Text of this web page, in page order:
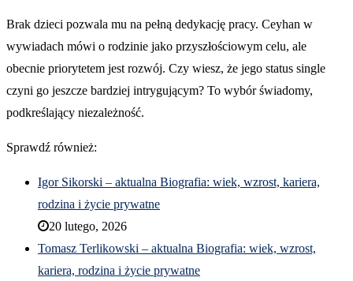
Brak dzieci pozwala mu na pełną dedykację pracy. Ceyhan w
wywiadach mówi o rodzinie jako przyszłościowym celu, ale
obecnie priorytetem jest rozwój. Czy wiesz, że jego status single
czyni go jeszcze bardziej intrygującym? To wybór świadomy,
podkreślający niezależność.
Sprawdź również:
Igor Sikorski – aktualna Biografia: wiek, wzrost, kariera,
rodzina i życie prywatne
20 lutego, 2026
Tomasz Terlikowski – aktualna Biografia: wiek, wzrost,
kariera, rodzina i życie prywatne